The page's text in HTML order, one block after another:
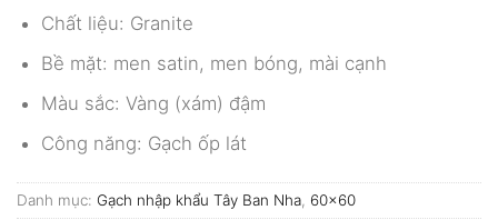
Chất liệu: Granite
Bề mặt: men satin, men bóng, mài cạnh
Màu sắc: Vàng (xám) đậm
Công năng: Gạch ốp lát
Danh mục: Gạch nhập khẩu Tây Ban Nha 60x60